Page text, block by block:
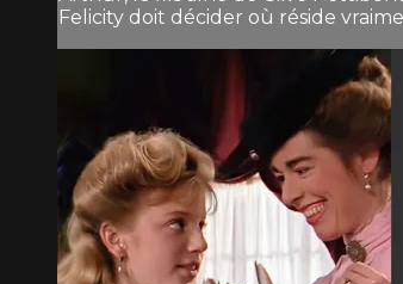
Felicity doit décider où réside